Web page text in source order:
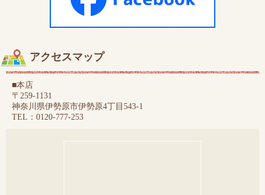
アクセスマップ
■本店
〒259-1131
神奈川県伊勢原市伊勢原4丁目543-1
TEL：0120-777-253